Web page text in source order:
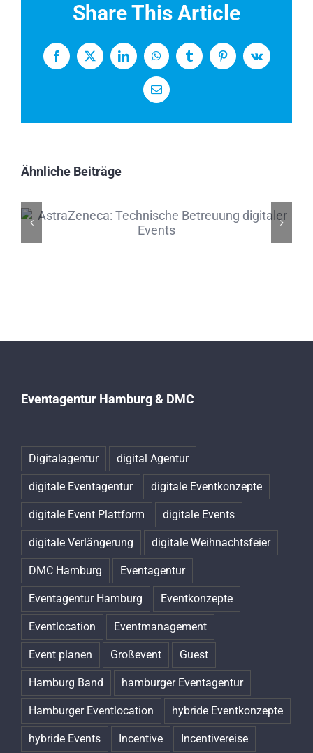
Share This Article
Facebook
X LinkedInWhatsAppTumblr PinterestVk
E-
Mail
Ähnliche Beiträge
Eventagentur Hamburg & DMC
Digitalagentur digital Agentur
digitale Eventagentur digitale Eventkonzepte
digitale Event Plattform digitale Events
digitale Verlängerung digitale Weihnachtsfeier
DMC Hamburg Eventagentur
Eventagentur Hamburg Eventkonzepte
Eventlocation Eventmanagement
Event planen Großevent Guest
Hamburg Band hamburger Eventagentur
Hamburger Eventlocation hybride Eventkonzepte
hybride Events Incentive Incentivereise